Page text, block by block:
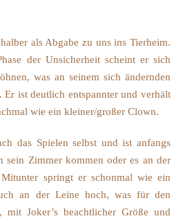
als Abgabe zu uns ins Tierheim.
der Unsicherheit scheint er sich
was an seinem sich ändernden
Er ist deutlich entspannter und verhält
wie ein kleiner/großer Clown.
das Spielen selbst und ist anfangs
sein Zimmer kommen oder es an der
springt er schonmal wie ein
an der Leine hoch, was für den
mit Joker’s beachtlicher Größe und